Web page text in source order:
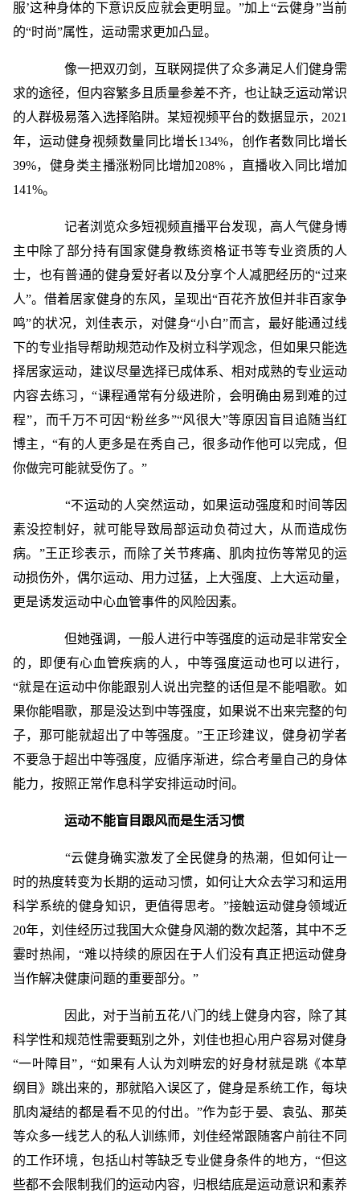
服’这种身体的下意识反应就会更明显。”加上“云健身”当前
的“时尚”属性，运动需求更加凸显。
像一把双刃剑，互联网提供了众多满足人们健身需
求的途径，但内容繁多且质量参差不齐，也让缺乏运动常识
的人群极易落入选择陷阱。某短视频平台的数据显示，2021
年，运动健身视频数量同比增长134%，创作者数同比增长
39%，健身类主播涨粉同比增加208% ，直播收入同比增加
141%。
记者浏览众多短视频直播平台发现，高人气健身博
主中除了部分持有国家健身教练资格证书等专业资质的人
士，也有普通的健身爱好者以及分享个人减肥经历的“过来
人”。借着居家健身的东风，呈现出“百花齐放但并非百家争
鸣”的状况，刘佳表示，对健身“小白”而言，最好能通过线
下的专业指导帮助规范动作及树立科学观念，但如果只能选
择居家运动，建议尽量选择已成体系、相对成熟的专业运动
内容去练习，“课程通常有分级进阶，会明确由易到难的过
程”，而千万不可因“粉丝多”“风很大”等原因盲目追随当红
博主，“有的人更多是在秀自己，很多动作他可以完成，但
你做完可能就受伤了。”
“不运动的人突然运动，如果运动强度和时间等因
素没控制好，就可能导致局部运动负荷过大，从而造成伤
病。”王正珍表示，而除了关节疼痛、肌肉拉伤等常见的运
动损伤外，偶尔运动、用力过猛，上大强度、上大运动量，
更是诱发运动中心血管事件的风险因素。
但她强调，一般人进行中等强度的运动是非常安全
的，即便有心血管疾病的人，中等强度运动也可以进行，
“就是在运动中你能跟别人说出完整的话但是不能唱歌。如
果你能唱歌，那是没达到中等强度，如果说不出来完整的句
子，那可能就超出了中等强度。”王正珍建议，健身初学者
不要急于超出中等强度，应循序渐进，综合考量自己的身体
能力，按照正常作息科学安排运动时间。
运动不能盲目跟风而是生活习惯
“云健身确实激发了全民健身的热潮，但如何让一
时的热度转变为长期的运动习惯，如何让大众去学习和运用
科学系统的健身知识，更值得思考。”接触运动健身领域近
20年，刘佳经历过我国大众健身风潮的数次起落，其中不乏
霎时热闹，“难以持续的原因在于人们没有真正把运动健身
当作解决健康问题的重要部分。”
因此，对于当前五花八门的线上健身内容，除了其
科学性和规范性需要甄别之外，刘佳也担心用户容易对健身
“一叶障目”，“如果有人认为刘畊宏的好身材就是跳《本草
纲目》跳出来的，那就陷入误区了，健身是系统工作，每块
肌肉凝结的都是看不见的付出。”作为彭于晏、袁弘、那英
等众多一线艺人的私人训练师，刘佳经常跟随客户前往不同
的工作环境，包括山村等缺乏专业健身条件的地方，“但这
些都不会限制我们的运动内容，归根结底是运动意识和素养